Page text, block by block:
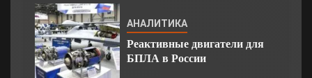
АНАЛИТИКА
Реактивные двигатели для
БПЛА в России